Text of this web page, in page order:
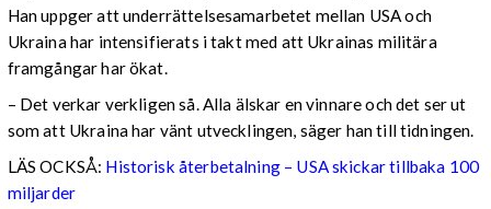
Han uppger att underrättelsesamarbetet mellan USA och
Ukraina har intensifierats i takt med att Ukrainas militära
framgångar har ökat.
– Det verkar verkligen så. Alla älskar en vinnare och det ser ut
som att Ukraina har vänt utvecklingen, säger han till tidningen.
LÄS OCKSÅ: Historisk återbetalning – USA skickar tillbaka 100
miljarder